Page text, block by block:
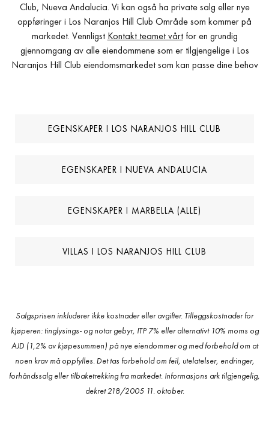
Club, Nueva Andalucia. Vi kan også ha private salg eller nye
oppføringer i Los Naranjos Hill Club Område som kommer på
markedet. Vennligst Kontakt teamet vårtfor en grundig
gjennomgang av alle eiendommene som er tilgjengelige i Los
Naranjos Hill Club eiendomsmarkedet som kan passe dine behov
EGENSKAPER I LOS NARANJOS HILL CLUB
EGENSKAPER I NUEVA ANDALUCIA
EGENSKAPER I MARBELLA (ALLE)
VILLAS I LOS NARANJOS HILL CLUB
Salgsprisen inkluderer ikke kostnader eller avgifter. Tilleggskostnader for
kjøperen: tinglysings- og notar gebyr, ITP 7% eller alternativt 10% moms og
AJD (1,2% av kjøpesummen) på nye eiendommer og med forbehold om at
noen krav må oppfylles. Det tas forbehold om feil, utelatelser, endringer,
forhåndssalg eller tilbaketrekking fra markedet. Informasjons ark tilgjengelig,
dekret 218/2005 11. oktober.